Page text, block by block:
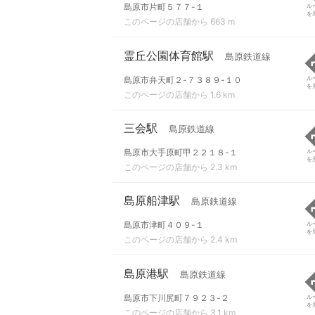
島原市片町５７７-１
このページの店舗から 663 m
ル
を
霊丘公園体育館駅 島原鉄道線
島原市弁天町２-７３８９-１０
このページの店舗から 1.6 km
ル
を
三会駅 島原鉄道線
島原市大手原町甲２２１８-１
このページの店舗から 2.3 km
ル
を
島原船津駅 島原鉄道線
島原市津町４０９-１
このページの店舗から 2.4 km
ル
を
島原港駅 島原鉄道線
島原市下川尻町７９２３-２
このページの店舗から 3.1 km
ル
を